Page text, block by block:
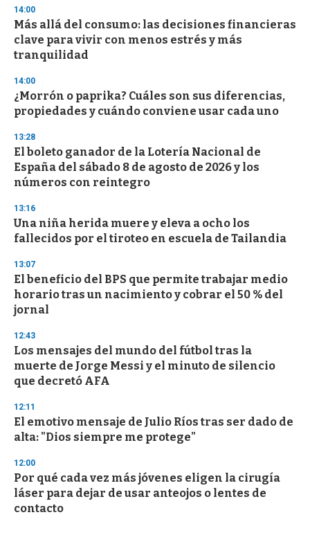
d
s
o
f
3
s
c
o
d
s
14:00
Más allá del consumo: las decisiones financieras
clave para vivir con menos estrés y más
tranquilidad
14:00
¿Morrón o paprika? Cuáles son sus diferencias,
propiedades y cuándo conviene usar cada uno
13:28
El boleto ganador de la Lotería Nacional de
España del sábado 8 de agosto de 2026 y los
números con reintegro
13:16
Una niña herida muere y eleva a ocho los
fallecidos por el tiroteo en escuela de Tailandia
13:07
El beneficio del BPS que permite trabajar medio
horario tras un nacimiento y cobrar el 50 % del
jornal
12:43
Los mensajes del mundo del fútbol tras la
muerte de Jorge Messi y el minuto de silencio
que decretó AFA
12:11
El emotivo mensaje de Julio Ríos tras ser dado de
alta: "Dios siempre me protege"
12:00
Por qué cada vez más jóvenes eligen la cirugía
láser para dejar de usar anteojos o lentes de
contacto